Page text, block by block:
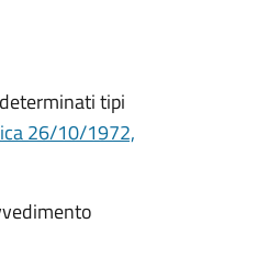
tipi
26/10/1972,